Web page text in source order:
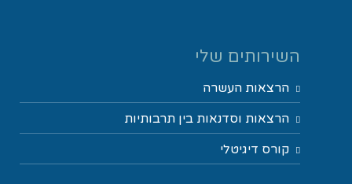
השירותים שלי
הרצאות העשרה
הרצאות וסדנאות בין תרבותיות
קורס דיגיטלי